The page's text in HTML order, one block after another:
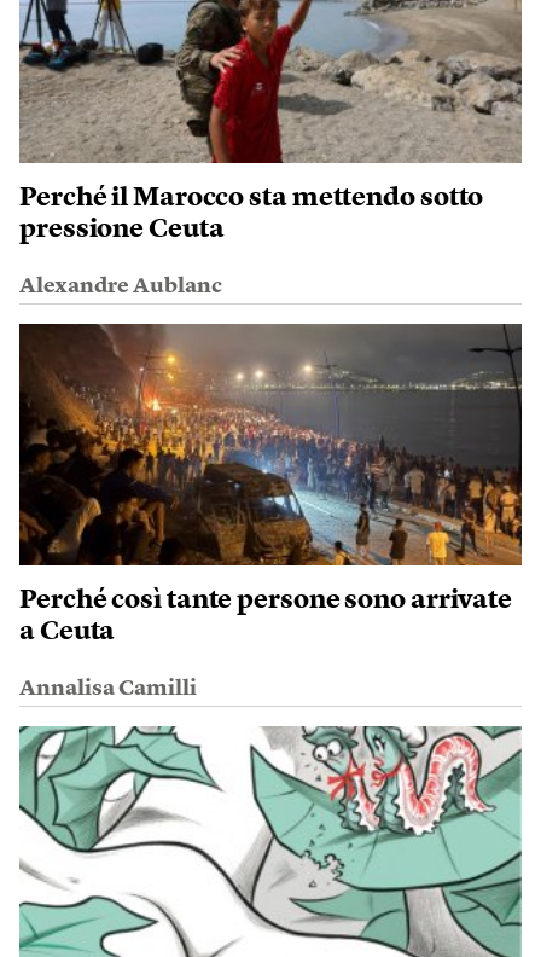
Perché il Marocco sta mettendo sotto
pressione Ceuta
Alexandre Aublanc
Perché così tante persone sono arrivate
a Ceuta
Annalisa Camilli